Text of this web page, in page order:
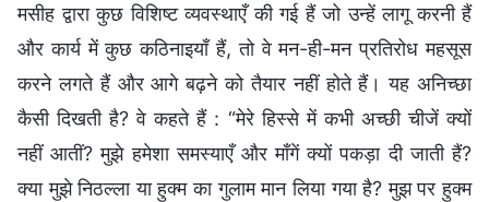
मसीह द्वारा कुछ विशिष्ट व्यवस्थाएँ की गई हैं जो उन्हें लागू करनी हैं
और कार्य में कुछ कठिनाइयाँ हैं, तो वे मन-ही-मन प्रतिरोध महसूस
करने लगते हैं और आगे बढ़ने को तैयार नहीं होते हैं। यह अनिच्छा
कैसी दिखती है? वे कहते हैं : “मेरे हिस्से में कभी अच्छी चीजें क्यों
नहीं आतीं? मुझे हमेशा समस्याएँ और माँगें क्यों पकड़ा दी जाती हैं?
क्या मुझे निठल्ला या हुक्म का गुलाम मान लिया गया है? मुझ पर हुक्म